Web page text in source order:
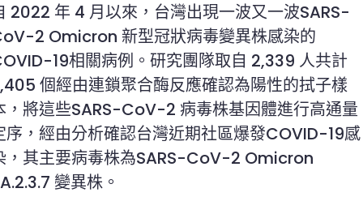
2022 年 4 月以來，台灣出現一波又一波SARS-
2 Omicron 新型冠狀病毒變異株感染的
19相關病例。研究團隊取自 2,339 人共計
個經由連鎖聚合酶反應確認為陽性的拭子樣
，將這些SARS-CoV-2 病毒株基因體進行高通量
序，經由分析確認台灣近期社區爆發COVID-19感
，其主要病毒株為SARS-CoV-2 Omicron
變異株。